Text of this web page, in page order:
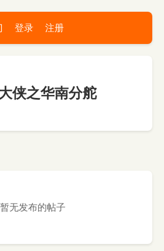
登录 注册
侠之华南分舵
暂无发布的帖子